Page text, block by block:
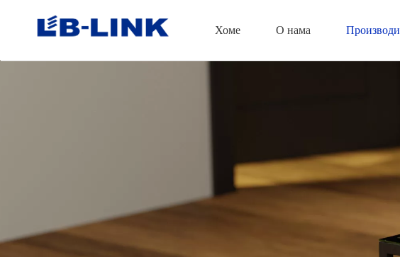
Хоме О нама Производи